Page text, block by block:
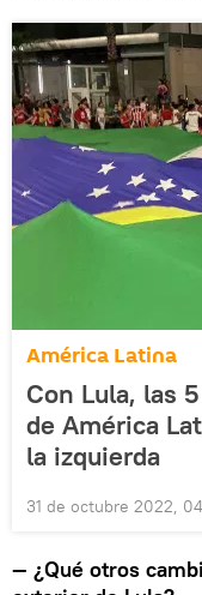
América Latina
Con Lula, las
de América
la izquierda
31 de octubre 2022,
— ¿Qué otros